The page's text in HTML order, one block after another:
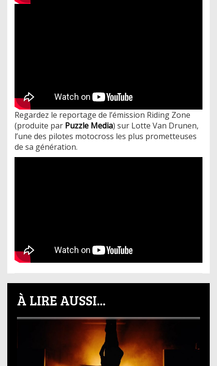
Regardez le reportage de l’émission Riding Zone
(produite par Puzzle Media) sur Lotte Van Drunen,
l’une des pilotes motocross les plus prometteuses
de sa génération.
À LIRE AUSSI...